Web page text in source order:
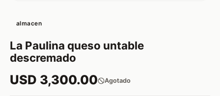
almacen
La Paulina queso untable
descremado
USD 3,300.00 Agotado